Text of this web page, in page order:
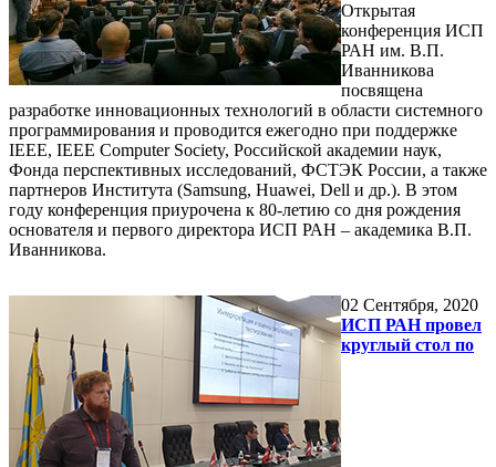
Открытая
конференция ИСП
РАН им. В.П.
Иванникова
посвящена
разработке инновационных технологий в области системного
программирования и проводится ежегодно при поддержке
IEEE, IEEE Computer Society, Российской академии наук,
Фонда перспективных исследований, ФСТЭК России, а также
партнеров Института (Samsung, Huawei, Dell и др.). В этом
году конференция приурочена к 80-летию со дня рождения
основателя и первого директора ИСП РАН – академика В.П.
Иванникова.
02 Сентября, 2020
ИСП РАН провел
круглый стол по